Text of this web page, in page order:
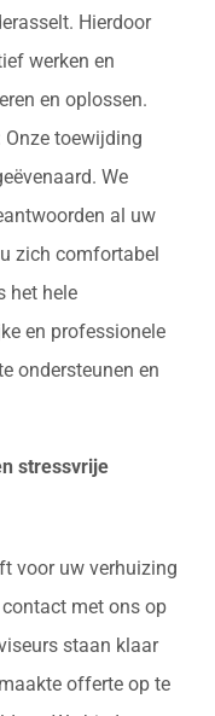
Hierdoor
werken en
en oplossen.
Onze toewijding
We
al uw
zich comfortabel
het hele
en professionele
ondersteunen en
stressvrije
voor uw verhuizing
met ons op
staan klaar
offerte op te